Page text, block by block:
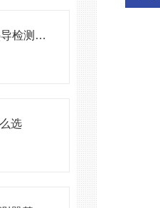
天然气气相色谱仪TCD热导检测器使用注意事项
选